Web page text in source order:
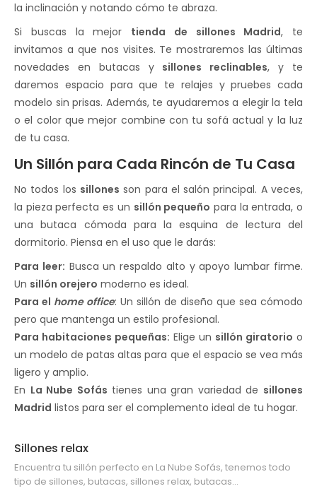
la inclinación y notando cómo te abraza.
Si buscas la mejor tienda de sillones Madrid, te
invitamos a que nos visites. Te mostraremos las últimas
novedades en butacas y sillones reclinables, y te
daremos espacio para que te relajes y pruebes cada
modelo sin prisas. Además, te ayudaremos a elegir la tela
o el color que mejor combine con tu sofá actual y la luz
de tu casa.
Un Sillón para Cada Rincón de Tu Casa
No todos los sillones son para el salón principal. A veces,
la pieza perfecta es un sillón pequeño para la entrada, o
una butaca cómoda para la esquina de lectura del
dormitorio. Piensa en el uso que le darás:
Para leer: Busca un respaldo alto y apoyo lumbar firme.
Un sillón orejero moderno es ideal.
Para el home office: Un sillón de diseño que sea cómodo
pero que mantenga un estilo profesional.
Para habitaciones pequeñas: Elige un sillón giratorio o
un modelo de patas altas para que el espacio se vea más
ligero y amplio.
En La Nube Sofás tienes una gran variedad de sillones
Madrid listos para ser el complemento ideal de tu hogar.
Sillones relax
Encuentra tu sillón perfecto en La Nube Sofás, tenemos todo
tipo de sillones, butacas, sillones relax, butacas...